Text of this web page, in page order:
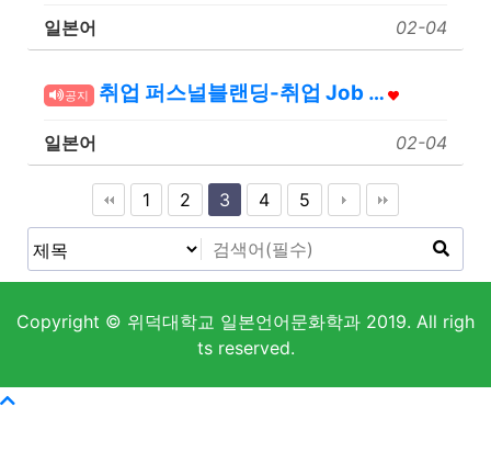
일본어 02-04
공지 취업 퍼스널블랜딩-취업 Job …
일본어 02-04
1 2 3 4 5
Copyright © 위덕대학교 일본언어문화학과 2019. All righ
ts reserved.